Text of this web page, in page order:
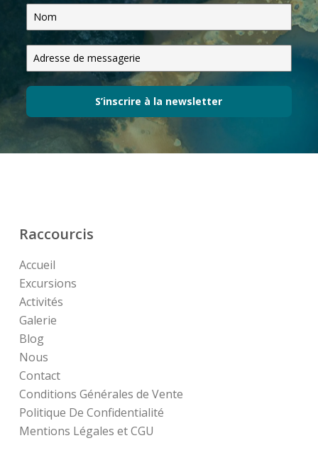
S’inscrire à la newsletter
Raccourcis
Accueil
Excursions
Activités
Galerie
Blog
Nous
Contact
Conditions Générales de Vente
Politique De Confidentialité
Mentions Légales et CGU